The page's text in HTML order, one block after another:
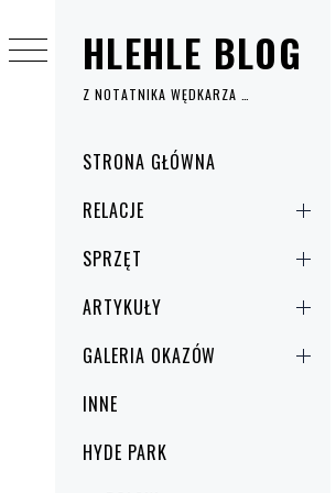
HLEHLE BLOG
Z NOTATNIKA WĘDKARZA …
główneSTRONA GŁÓWNA
RELACJE
SPRZĘT
ARTYKUŁY
GALERIA OKAZÓW
INNE
HYDE PARK
do
treści